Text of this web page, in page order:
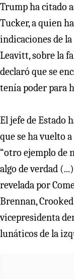
Trump ha citado
Tucker, a quien
indicaciones de
Leavitt, sobre la
declaró que se
tenía poder para
El jefe de Estado
que se ha vuelto
“otro ejemplo de
algo de verdad
revelada por
Brennan,
vicepresidenta
lunáticos de la